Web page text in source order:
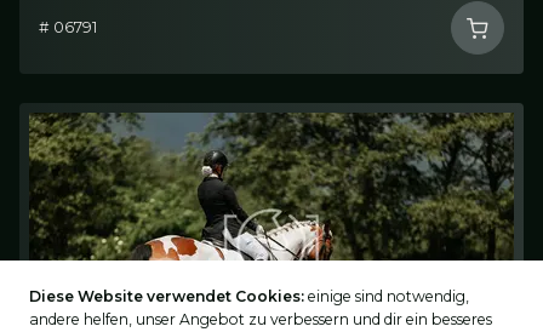
# 06791
Diese Website verwendet Cookies: einige sind notwendig,
andere helfen, unser Angebot zu verbessern und dir ein besseres